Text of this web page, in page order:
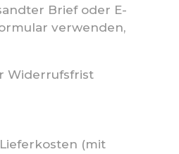
Brief oder E-
verwenden,
Widerrufsfrist
(mit